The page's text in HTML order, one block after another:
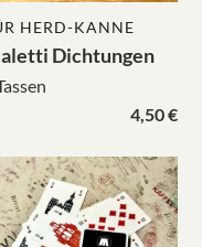
HERD-KANNE
Dichtungen
4,50 €